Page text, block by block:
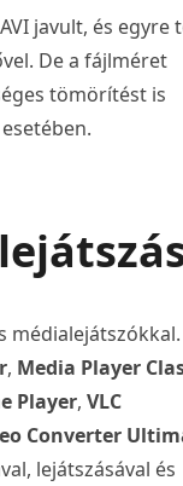
javult, és egyre
De a fájlméret
tömörítést is
, Media Player
Player, VLC
Converter
lejátszásával és